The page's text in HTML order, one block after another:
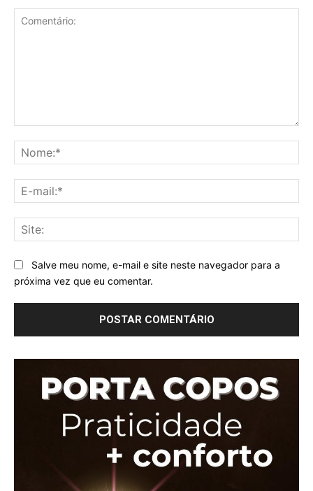
Salve meu nome, e-mail e site neste navegador para a
próxima vez que eu comentar.